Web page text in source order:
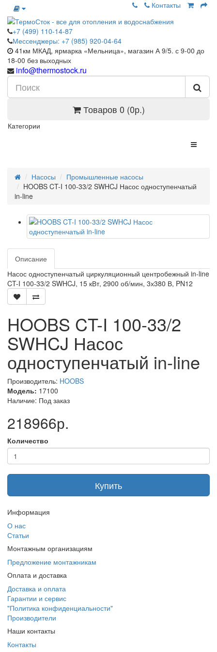
Контакты
+7 (499) 110-14-87
Мессенджеры: +7 (985) 920-04-64
41км МКАД, ярмарка «Мельница», магазин А 9/5. с 9-00 до
18-00 без выходных
info@thermostock.ru
Товаров 0 (0р.)
Категории
Насосы
Промышленные насосы
HOOBS CT-I 100-33/2 SWHCJ Насос одноступенчатый
in-line
Описание
Насос одноступенчатый циркуляционный центробежный in-line
CT-I 100-33/2 SWHCJ, 15 кВт, 2900 об/мин, 3х380 В, PN12
HOOBS CT-I 100-33/2
SWHCJ Насос
одноступенчатый in-line
Производитель: HOOBS
Модель: 17100
Наличие: Под заказ
218966р.
Количество
Купить
Информация
О нас
Статьи
Монтажным организациям
Предложение монтажникам
Оплата и доставка
Доставка и оплата
Гарантии и сервис
"Политика конфиденциальности"
Производители
Наши контакты
Контакты